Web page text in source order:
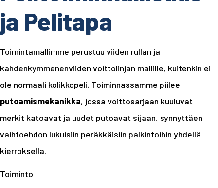
ja Pelitapa
Toimintamallimme perustuu viiden rullan ja
kahdenkymmenenviiden voittolinjan mallille, kuitenkin ei
ole normaali kolikkopeli. Toiminnassamme piilee
putoamismekanikka, jossa voittosarjaan kuuluvat
merkit katoavat ja uudet putoavat sijaan, synnyttäen
vaihtoehdon lukuisiin peräkkäisiin palkintoihin yhdellä
kierroksella.
Toiminto